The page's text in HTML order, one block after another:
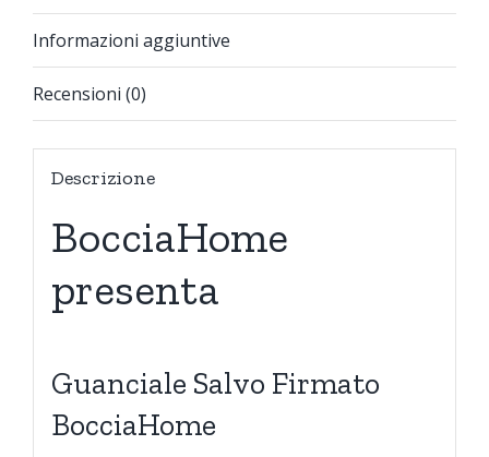
Informazioni aggiuntive
Recensioni (0)
Descrizione
BocciaHome
presenta
Guanciale Salvo Firmato
BocciaHome